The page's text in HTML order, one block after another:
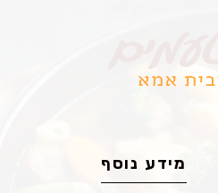
מידע נוסף